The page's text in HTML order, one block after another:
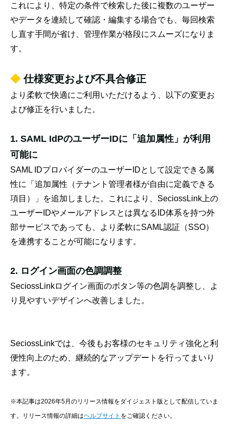
これにより、特定の条件で検索した後に複数のユーザー
やデータを連続して確認・編集する場合でも、毎回検索
し直す手間が省け、管理作業が格段にスムーズになりま
す。
◆仕様変更および不具合修正
より柔軟で快適にご利用いただけるよう、以下の変更お
よび修正を行いました。
1. SAML IdPのユーザーIDに「追加属性」が利用
可能に
SAML IDプロバイダーのユーザーIDとして設定できる属
性に「追加属性（テナント管理者様が自由に定義できる
項目）」を追加しました。これにより、SeciossLink上の
ユーザーIDやメールアドレスとは異なるID体系を持つ外
部サービスであっても、より柔軟にSAML認証（SSO）
を連携することが可能になります。
2. ログイン画面の色調調整
SeciossLinkログイン画面のボタン等の色調を調整し、よ
り見やすいデザインへ改善しました。
SeciossLinkでは、今後もお客様のセキュリティ強化と利
便性向上のため、継続的なアップデートを行ってまいり
ます。
※本記事は2026年5月のリリース情報をダイジェスト版として配信していま
す。リリース情報の詳細はヘルプサイト をご確認ください。